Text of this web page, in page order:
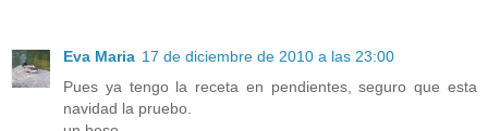
Eva Maria 17 de diciembre de 2010 a las 23:00
Pues ya tengo la receta en pendientes, seguro que esta
navidad la pruebo.